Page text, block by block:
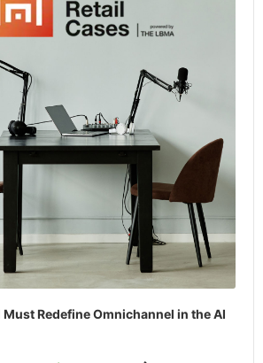
Redefine Omnichannel in the AI